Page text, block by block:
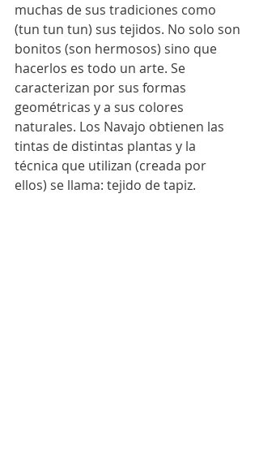
muchas de sus tradiciones como
(tun tun tun) sus tejidos. No solo son
bonitos (son hermosos) sino que
hacerlos es todo un arte. Se
caracterizan por sus formas
geométricas y a sus colores
naturales. Los Navajo obtienen las
tintas de distintas plantas y la
técnica que utilizan (creada por
ellos) se llama: tejido de tapiz.